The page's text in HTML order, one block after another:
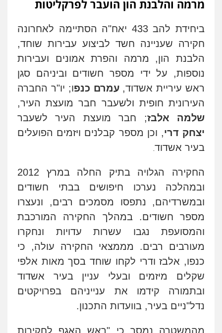
מרמה והלבנת הון הועבר לפרקליטות
ביחידת להב 433 יאח"ה הסתיימה לאחרונה
חקירה שעניינה חשד לביצוע עבירות שוחד,
הלבנת הון, מרמה והפרת אמונים ועבירות
נוספות, על ידי מספר חשודים וביניהם סגן
ראש עיריית אשדוד,עמרם כנפו; יו"ר החברה
העירונית חופית ולשעבר חבר מועצת העיר,
שלמה אלבז; חבר מועצת העיר לשעבר
יצחק דרי, וכן מספר קבלנים ויזמים הפועלים
בעיר אשדוד.
החקירה הגלויה בתיק החלה במרץ 2012
ובמהלכה נערכו חיפושים בבתי חשודים
ובמשרדיהם, נתפסו מסמכים רבים, ונעצרו
מספר חשודים. במהלך החקירה המורכבת
והמסועפת נגבו עשרות עדויות ונחקרו
מעורבים רבים. מממצאי החקירה עולה, כי
כנפו, אלבז ודרי לקחו שוחד בסך מאות אלפי
שקלים מיזמים ובעלי עניין בעיר אשדוד
ובתמורה קידמו את ענייניהם בפרויקטים
נדל"ניים בעיר, בוועדות התכנון.
מהמשטרה נמסר כי "ראש האגף לחקירות
צילום עורכי דין שירותים מקצועיים לעורכי
דין
רונן הלל – מוניטין
0522508109
מהירות הגנה גיבוי תמיכה שירותים
מקצועיים לעורכי דין
מרכז התחלה חדשה
אסירים עבירות מין שירותים מקצועיים
לעורכי דין
0544500346
מאיה בלום, עו"ס, טיפול ושיקום